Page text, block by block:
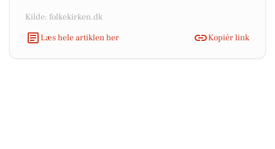
Kilde: folkekirken.dk
Læs hele artiklen her
Kopiér link